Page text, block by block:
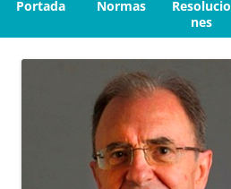
Portada Normas
Resolucio
nes